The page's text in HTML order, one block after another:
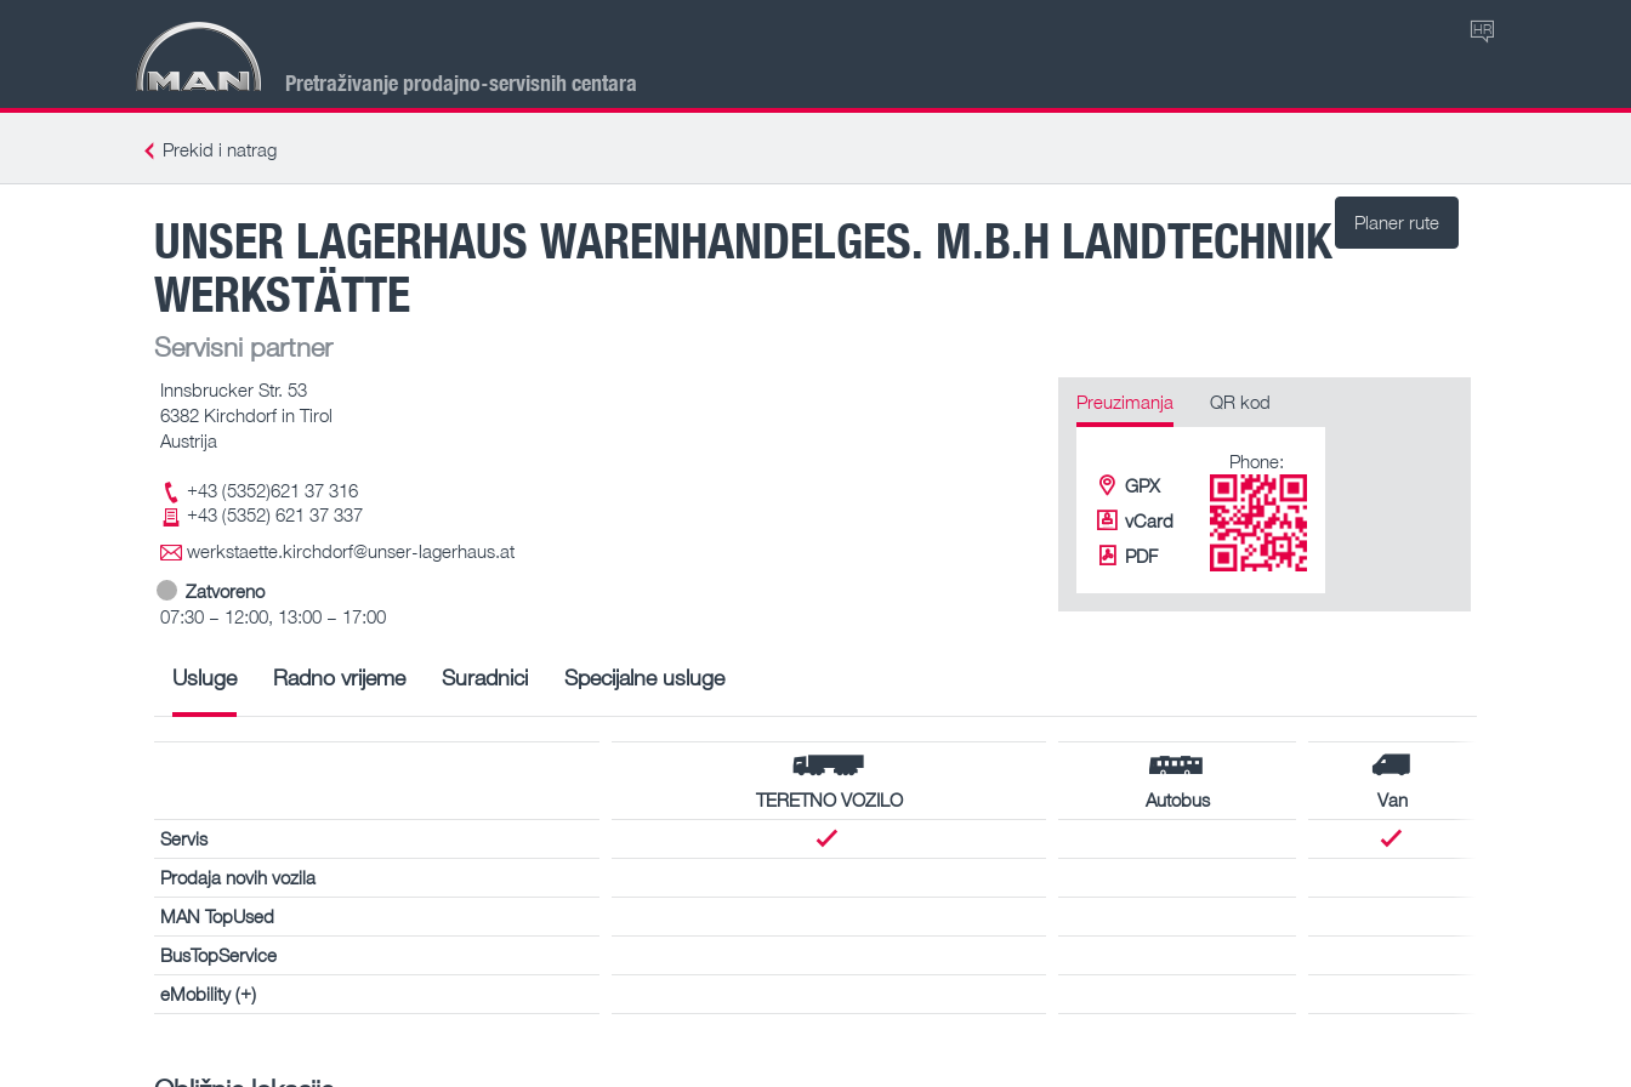
Pretraživanje prodajno-servisnih centara
HR
Prekid i natrag
Planer rute
UNSER LAGERHAUS WARENHANDELGES. M.B.H LANDTECHNIK
WERKSTÄTTE
Servisni partner
Innsbrucker Str. 53
6382 Kirchdorf in Tirol
Austrija
+43 (5352)621 37 316
+43 (5352) 621 37 337
werkstaette.kirchdorf@unser-lagerhaus.at
Zatvoreno
07:30 – 12:00, 13:00 – 17:00
Preuzimanja QR kod
GPX
vCard
PDF
Phone:
Usluge Radno vrijeme Suradnici Specijalne usluge
TERETNO VOZILO Autobus
Van
Servis
Prodaja novih vozila
MAN TopUsed
BusTopService
eMobility (+)